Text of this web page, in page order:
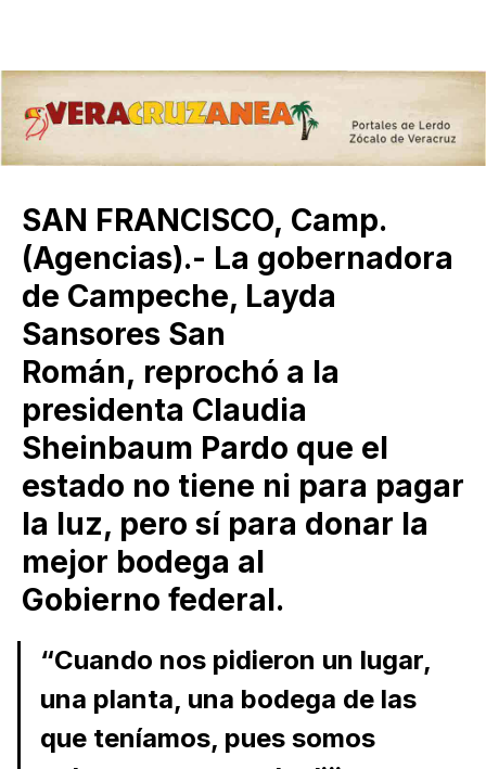
SAN FRANCISCO, Camp.
(Agencias).- La gobernadora
de Campeche, Layda
Sansores San
Román, reprochó a la
presidenta Claudia
Sheinbaum Pardo que el
estado no tiene ni para pagar
la luz, pero sí para donar la
mejor bodega al
Gobierno federal.
“Cuando nos pidieron un lugar,
una planta, una bodega de las
que teníamos, pues somos